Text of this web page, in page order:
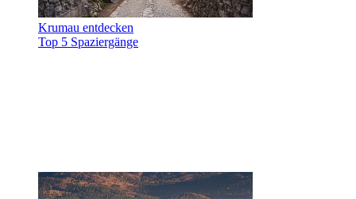
Krumau entdecken
Top 5 Spaziergänge